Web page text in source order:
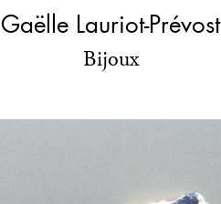
Gaëlle Lauriot-Prévost
Bijoux